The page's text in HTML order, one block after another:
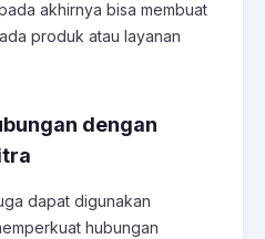
akhirnya bisa membuat
produk atau layanan
dengan
dapat digunakan
hubungan